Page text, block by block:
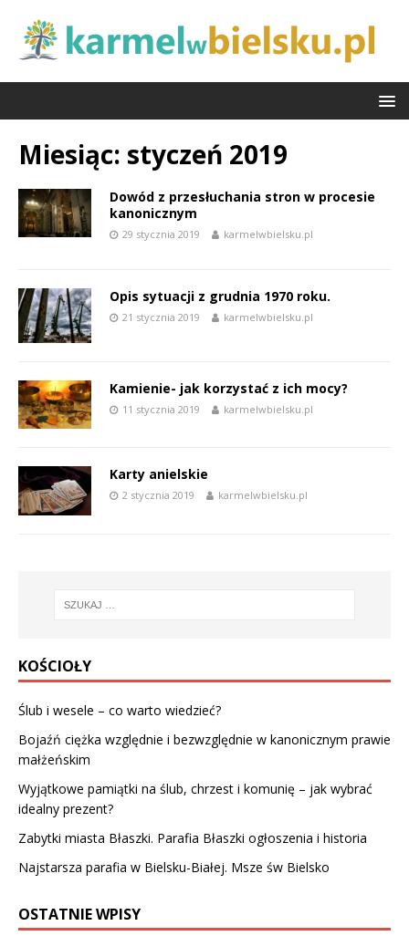
Miesiąc: styczeń 2019
Dowód z przesłuchania stron w procesie
kanonicznym
29 stycznia 2019 karmelwbielsku.pl
Opis sytuacji z grudnia 1970 roku.
21 stycznia 2019 karmelwbielsku.pl
Kamienie- jak korzystać z ich mocy?
11 stycznia 2019 karmelwbielsku.pl
Karty anielskie
2 stycznia 2019 karmelwbielsku.pl
KOŚCIOŁY
Ślub i wesele – co warto wiedzieć?
Bojaźń ciężka względnie i bezwzględnie w kanonicznym prawie
małżeńskim
Wyjątkowe pamiątki na ślub, chrzest i komunię – jak wybrać
idealny prezent?
Zabytki miasta Błaszki. Parafia Błaszki ogłoszenia i historia
Najstarsza parafia w Bielsku-Białej. Msze św Bielsko
OSTATNIE WPISY